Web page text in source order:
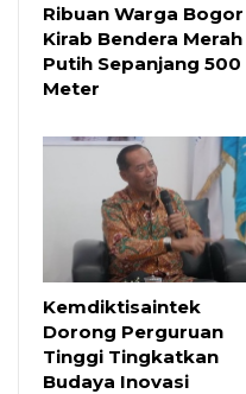
Ribuan Warga Bogor
Kirab Bendera Merah
Putih Sepanjang 500
Meter
Kemdiktisaintek
Dorong Perguruan
Tinggi Tingkatkan
Budaya Inovasi